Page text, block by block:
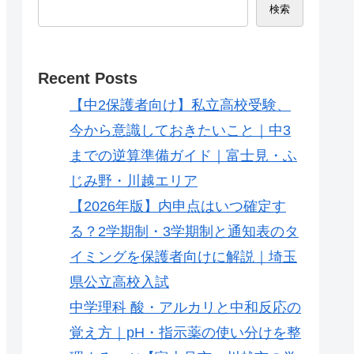
検索
Recent Posts
【中2保護者向け】私立高校受験、
今から意識しておきたいこと｜中3
までの逆算準備ガイド｜富士見・ふ
じみ野・川越エリア
【2026年版】内申点はいつ確定す
る？2学期制・3学期制と通知表のタ
イミングを保護者向けに解説｜埼玉
県公立高校入試
中学理科 酸・アルカリと中和反応の
覚え方｜pH・指示薬の使い分けを整